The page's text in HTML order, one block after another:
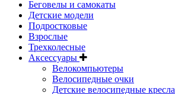
Беговелы и самокаты
Детские модели
Подростковые
Взрослые
Трехколесные
Аксессуары
Велокомпьютеры
Велосипедные очки
Детские велосипедные кресла